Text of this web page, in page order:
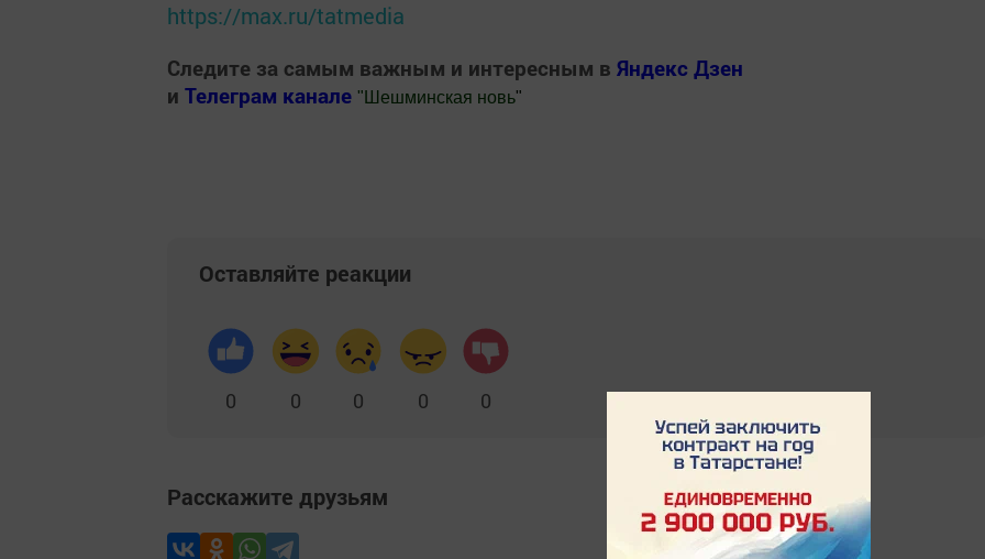
https://max.ru/tatmedia
Следите за самым важным и интересным в Яндекс Дзен
и Телеграм канале " Шешминская новь"
Оставляйте реакции
0 0 0 0 0
Расскажите друзьям